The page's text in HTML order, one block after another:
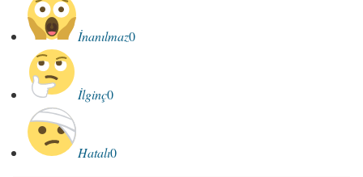
İnanılmaz0
İlginç0
Hatalı0